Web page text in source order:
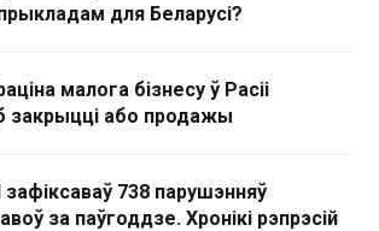
для Беларусі?
малога бізнесу ў Расіі
закрыцці або продажы
738 парушэнняў
за паўгоддзе. Хронікі рэпрэсій